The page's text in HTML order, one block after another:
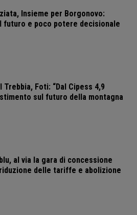
Insieme per Borgonovo:
futuro e poco potere decisionale
Foti: “Dal Cipess 4,9
sul futuro della montagna
al via la gara di concessione
delle tariffe e abolizione